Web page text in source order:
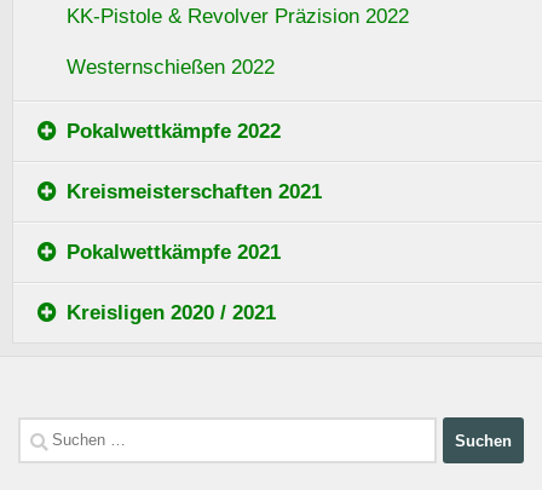
KK-Pistole & Revolver Präzision 2022
Westernschießen 2022
Pokalwettkämpfe 2022
Kreismeisterschaften 2021
Pokalwettkämpfe 2021
Kreisligen 2020 / 2021
Suchen
nach: